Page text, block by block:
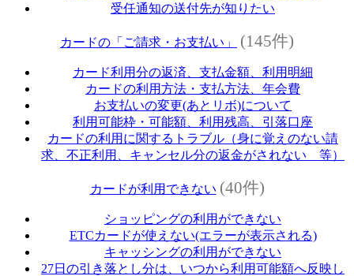
受任通知の送付先が知りたい
カードの「ご請求・お支払い」 (145件)
カード利用分の返済、支払金額、利用明細
カードの利用方法・支払方法、年会費
お支払いの変更(あとリボ)について
利用可能枠・可能額、利用残高、引落口座
カードの利用に関するトラブル（身に覚えのない請
求、不正利用、キャンセル分の返金がされない 等）
カードが利用できない (40件)
ショッピングの利用ができない
ETCカードが使えない(エラーが表示される)
キャッシングの利用ができない
27日の引き落とし分は、いつから利用可能額へ反映し